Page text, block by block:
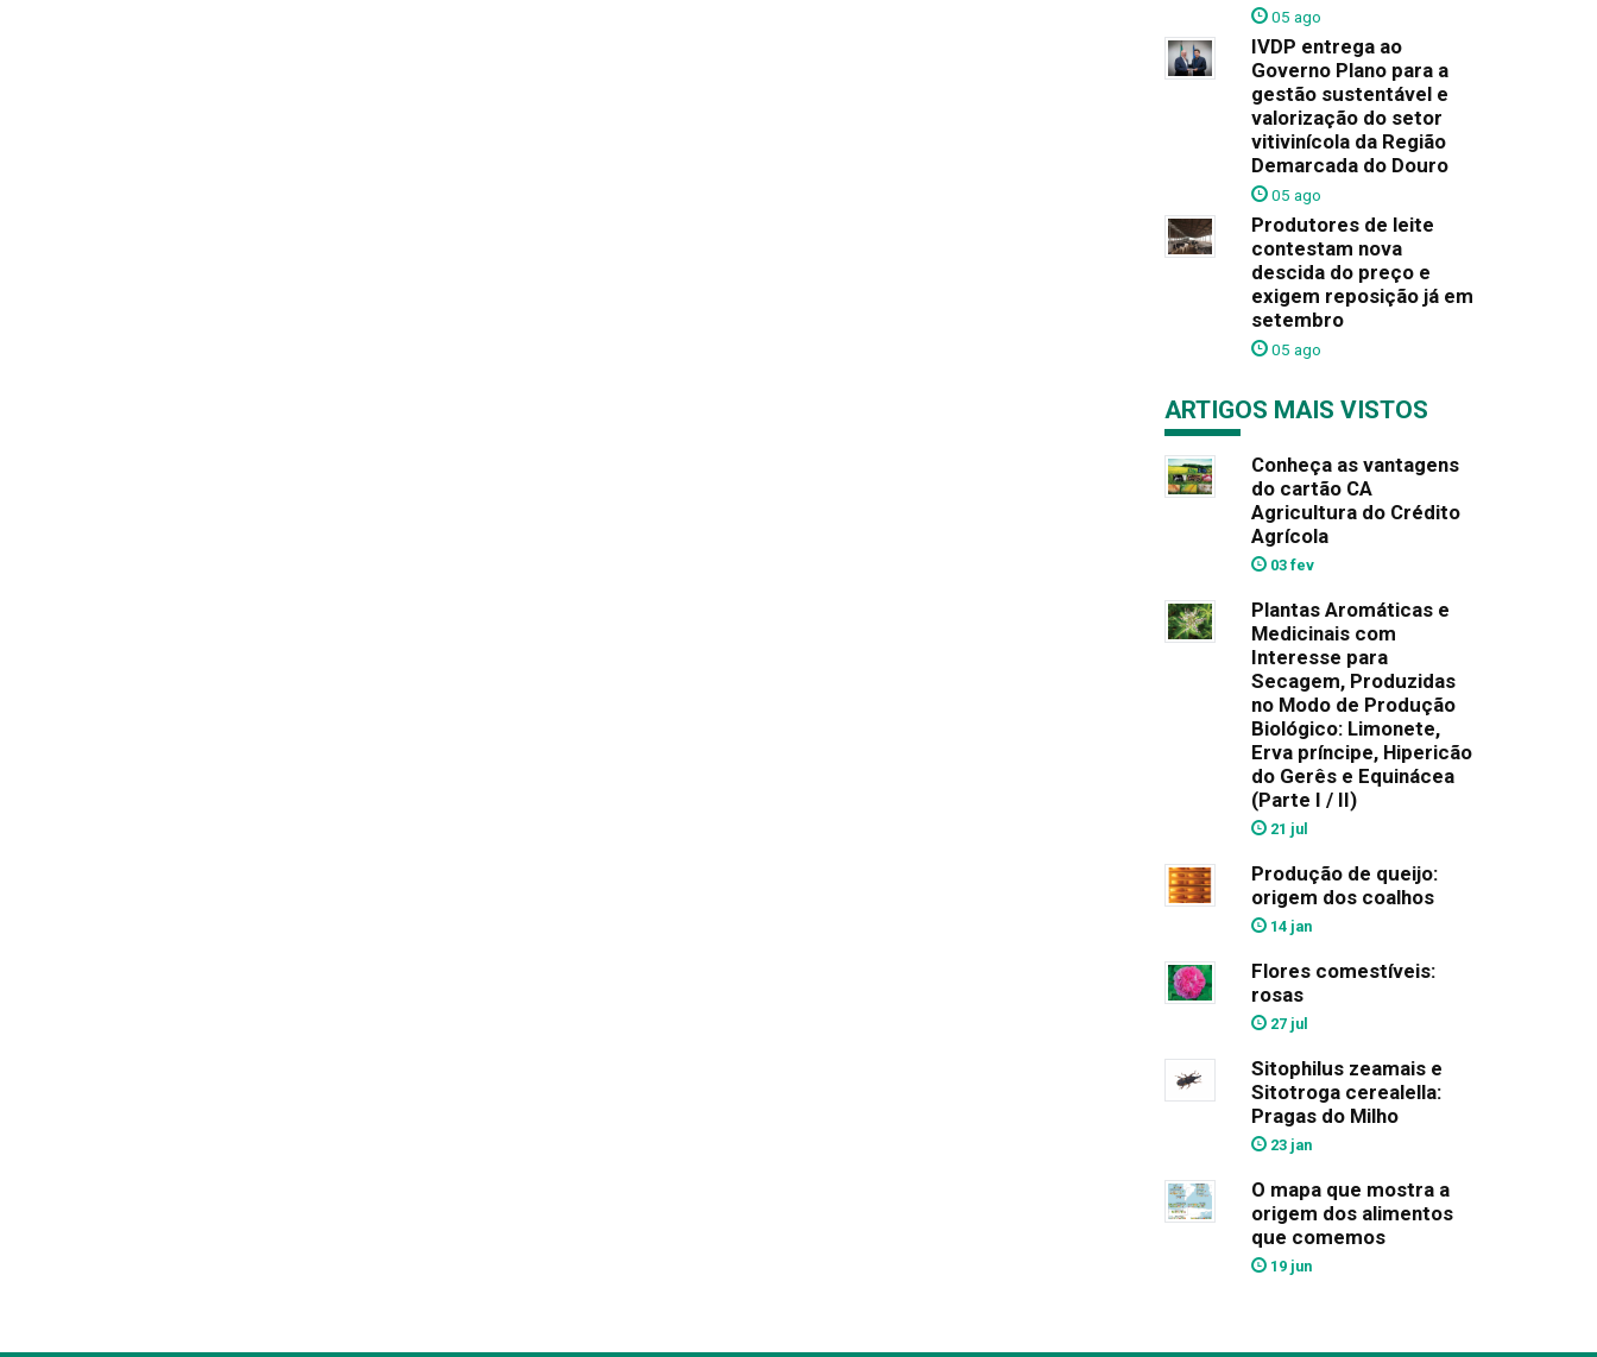
05 ago
IVDP entrega ao
Governo Plano para a
gestão sustentável e
valorização do setor
vitivinícola da Região
Demarcada do Douro
05 ago
Produtores de leite
contestam nova
descida do preço e
exigem reposição já em
setembro
05 ago
ARTIGOS MAIS VISTOS
Conheça as vantagens
do cartão CA
Agricultura do Crédito
Agrícola
03 fev
Plantas Aromáticas e
Medicinais com
Interesse para
Secagem, Produzidas
no Modo de Produção
Biológico: Limonete,
Erva príncipe, Hipericão
do Gerês e Equinácea
(Parte I / II)
21 jul
Produção de queijo:
origem dos coalhos
14 jan
Flores comestíveis:
rosas
27 jul
Sitophilus zeamais e
Sitotroga cerealella:
Pragas do Milho
23 jan
O mapa que mostra a
origem dos alimentos
que comemos
19 jun